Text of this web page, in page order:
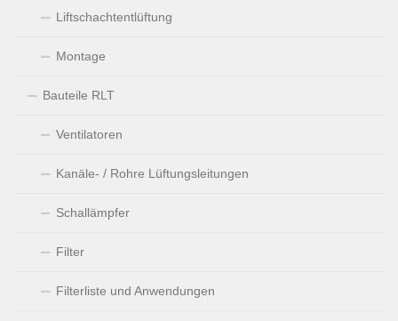
Liftschachtentlüftung
Montage
Bauteile RLT
Ventilatoren
Kanäle- / Rohre Lüftungsleitungen
Schallämpfer
Filter
Filterliste und Anwendungen